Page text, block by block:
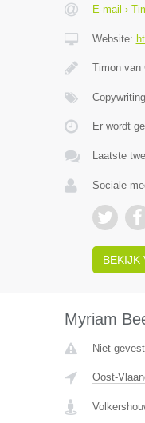
E-mail ›
Website:
Timon van
Er wordt
Laatste
Sociale
BEKIJK
Myriam
Niet
Oost-